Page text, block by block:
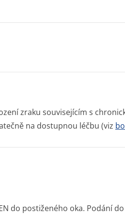
zraku souvisejícím s
na dostupnou léčbu (viz
do postiženého oka. Podání